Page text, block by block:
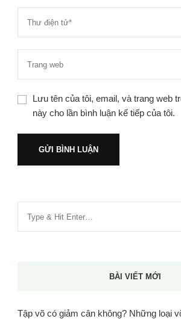
Lưu tên của tôi, email, và trang web
này cho lần bình luận kế tiếp của tôi.
BÀI VIẾT MỚI
Tập võ có giảm cân không? Những loại